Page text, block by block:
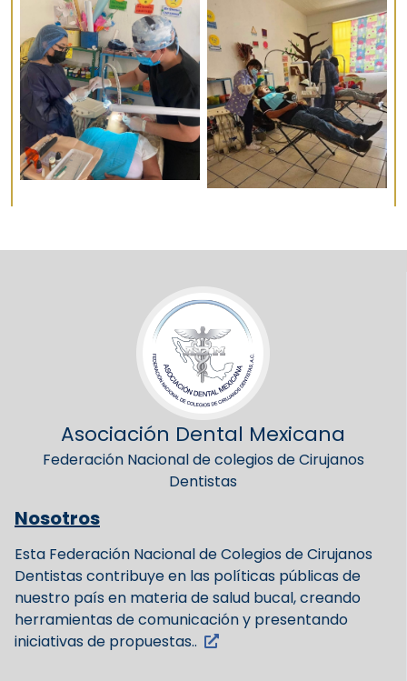
Asociación Dental Mexicana
Federación Nacional de colegios de Cirujanos
Dentistas
Nosotros
Esta Federación Nacional de Colegios de Cirujanos
Dentistas contribuye en las políticas públicas de
nuestro país en materia de salud bucal, creando
herramientas de comunicación y presentando
iniciativas de propuestas..